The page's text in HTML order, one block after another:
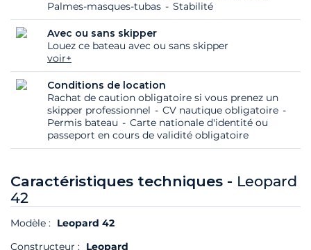
Palmes-masques-tubas
Stabilité
Avec ou sans skipper
Louez ce bateau avec ou sans skipper
voir+
Conditions de location
Rachat de caution obligatoire si vous prenez un
skipper professionnel
CV nautique obligatoire
Permis bateau
Carte nationale d'identité ou
passeport en cours de validité obligatoire
Caractéristiques techniques - Leopard
42
Modèle : Leopard 42
Constructeur : Leopard